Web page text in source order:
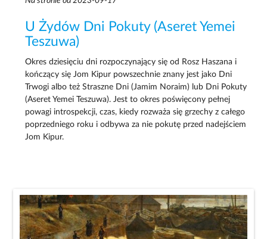
U Żydów Dni Pokuty (Aseret Yemei
Teszuwa)
Okres dziesięciu dni rozpoczynający się od Rosz Haszana i
kończący się Jom Kipur powszechnie znany jest jako Dni
Trwogi albo też Straszne Dni (Jamim Noraim) lub Dni Pokuty
(Aseret Yemei Teszuwa). Jest to okres poświęcony pełnej
powagi introspekcji, czas, kiedy rozważa się grzechy z całego
poprzedniego roku i odbywa za nie pokutę przed nadejściem
Jom Kipur.